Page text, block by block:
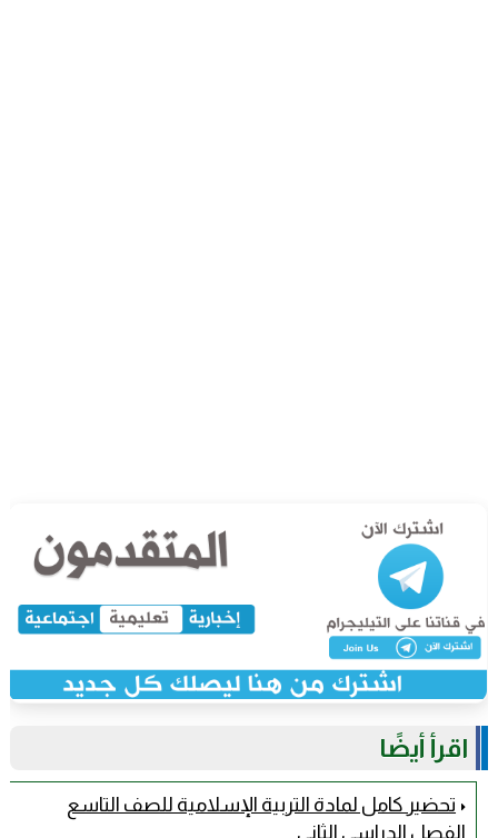
اقرأ أيضًا
تحضير كامل لمادة التربية الإسلامية للصف التاسع
الفصل الدراسي الثاني